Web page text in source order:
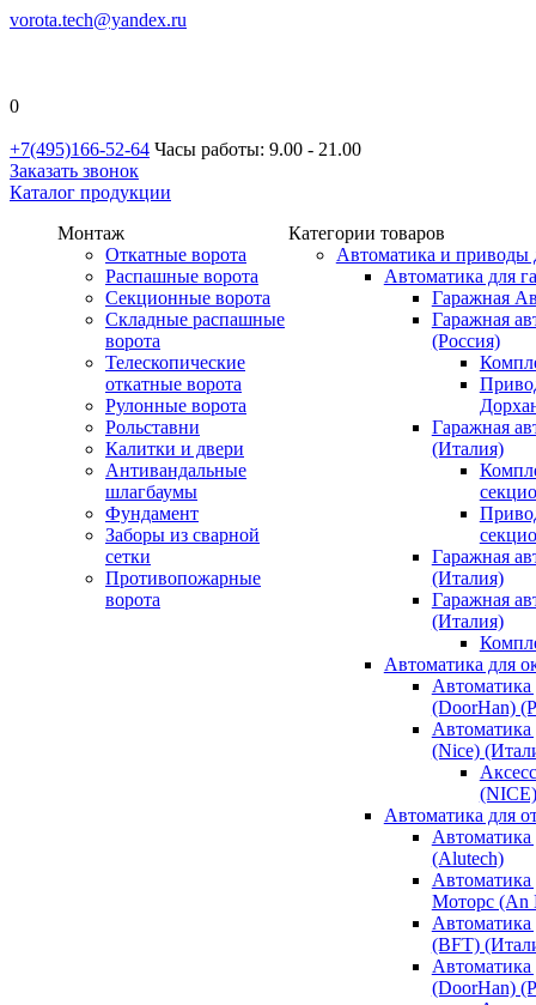
vorota.tech@yandex.ru
0
+7(495)166-52-64 Часы работы: 9.00 - 21.00
Заказать звонок
Каталог продукции
Монтаж
Откатные ворота
Распашные ворота
Секционные ворота
Складные распашные
ворота
Телескопические
откатные ворота
Рулонные ворота
Рольставни
Калитки и двери
Антивандальные
шлагбаумы
Фундамент
Заборы из сварной
сетки
Противопожарные
ворота
Категории товаров
Автоматика и приводы
Автоматика для
Гаражная
Гаражная
(Россия)
Гаражная
(Италия)
Гаражная
(Италия)
Гаражная
(Италия)
Автоматика для
Автоматика
(DoorHan)
Автоматика
(Nice)
(NICE)
Автоматика для
(Alutech)
Моторс (An
(BFT)
Автоматика
(DoorHan)